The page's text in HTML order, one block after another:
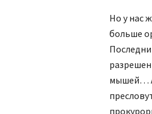
Но у нас
больше
мышей… А